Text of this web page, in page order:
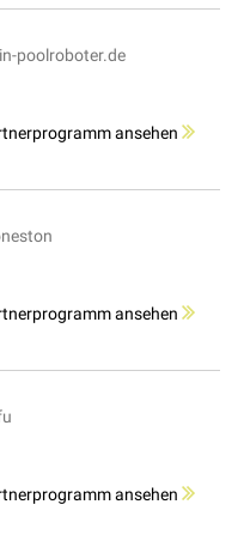
poolroboter.de
ansehen
ansehen
ansehen